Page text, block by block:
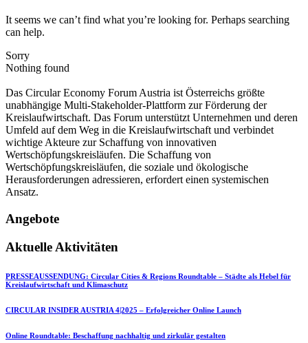
It seems we can’t find what you’re looking for. Perhaps searching
can help.
Sorry
Nothing found
Das Circular Economy Forum Austria ist Österreichs größte
unabhängige Multi-Stakeholder-Plattform zur Förderung der
Kreislaufwirtschaft. Das Forum unterstützt Unternehmen und deren
Umfeld auf dem Weg in die Kreislaufwirtschaft und verbindet
wichtige Akteure zur Schaffung von innovativen
Wertschöpfungskreisläufen. Die Schaffung von
Wertschöpfungskreisläufen, die soziale und ökologische
Herausforderungen adressieren, erfordert einen systemischen
Ansatz.
Angebote
Aktuelle Aktivitäten
PRESSEAUSSENDUNG: Circular Cities & Regions Roundtable – Städte als Hebel für
Kreislaufwirtschaft und Klimaschutz
CIRCULAR INSIDER AUSTRIA 4|2025 – Erfolgreicher Online Launch
Online Roundtable: Beschaffung nachhaltig und zirkulär gestalten